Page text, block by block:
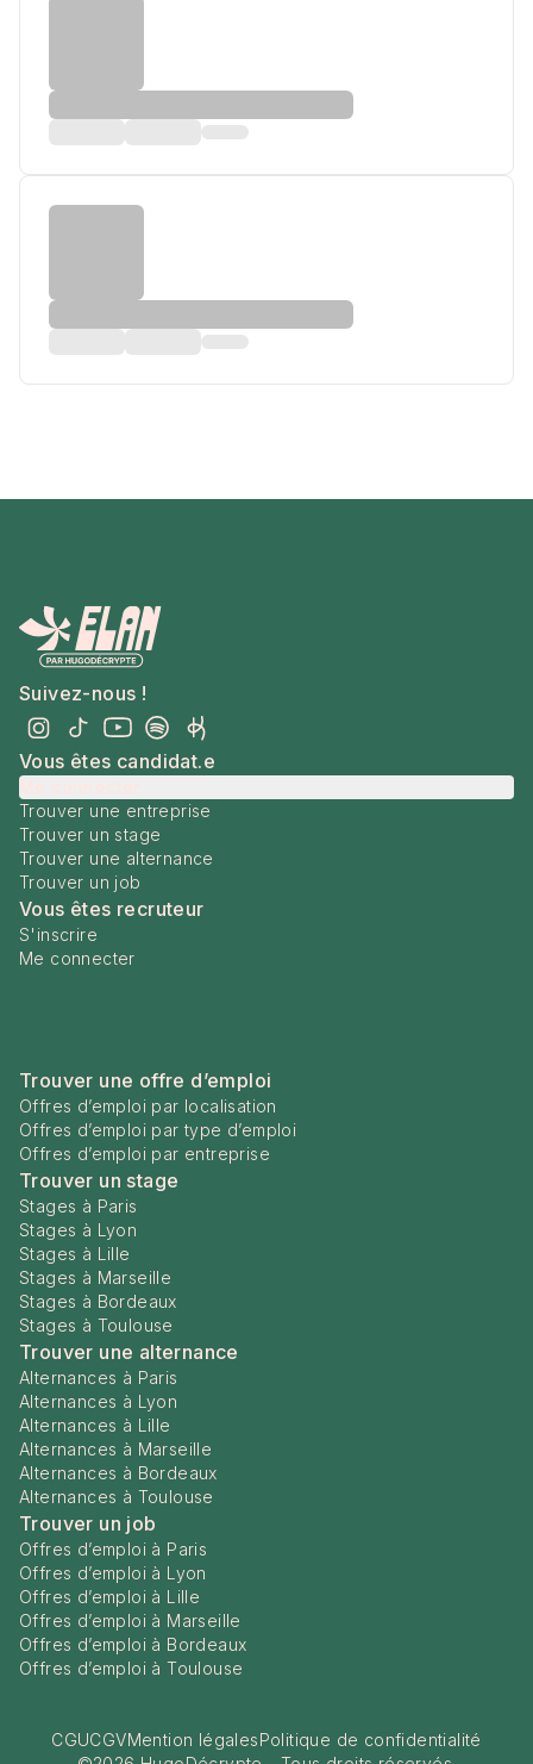
Suivez-nous !
Vous êtes candidat.e
Trouver une entreprise
Trouver un stage
Trouver une alternance
Trouver un job
Vous êtes recruteur
S'inscrire
Me connecter
Trouver une offre d’emploi
Offres d’emploi par localisation
Offres d’emploi par type d’emploi
Offres d’emploi par entreprise
Trouver un stage
Stages à Paris
Stages à Lyon
Stages à Lille
Stages à Marseille
Stages à Bordeaux
Stages à Toulouse
Trouver une alternance
Alternances à Paris
Alternances à Lyon
Alternances à Lille
Alternances à Marseille
Alternances à Bordeaux
Alternances à Toulouse
Trouver un job
Offres d’emploi à Paris
Offres d’emploi à Lyon
Offres d’emploi à Lille
Offres d’emploi à Marseille
Offres d’emploi à Bordeaux
Offres d’emploi à Toulouse
CGUCGVMention légalesPolitique de confidentialité